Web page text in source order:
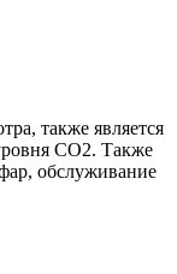
также является
СО2. Также
обслуживание